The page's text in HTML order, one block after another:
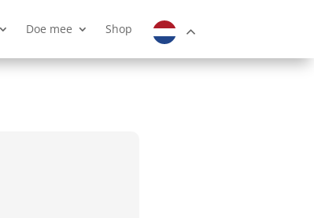
Doe mee Shop